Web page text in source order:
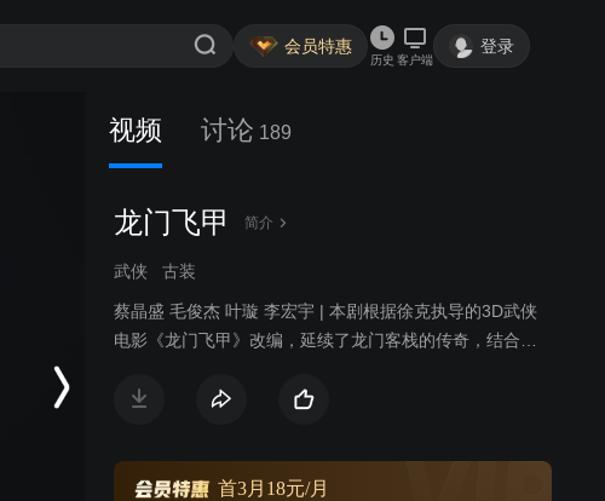
会员特惠
历史 客户端
登录
视频 讨论 189
龙门飞甲 简介
武侠 古装
蔡晶盛 毛俊杰 叶璇 李宏宇 | 本剧根据徐克执导的3D武侠
电影《龙门飞甲》改编，延续了龙门客栈的传奇，结合了
湖，又是一段腥血雨，勾心斗角的深宫谍影。
首3月18元/月